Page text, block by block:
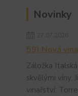
Novinky
59) Nová
Záložka
skvělými víny.
vinařství: